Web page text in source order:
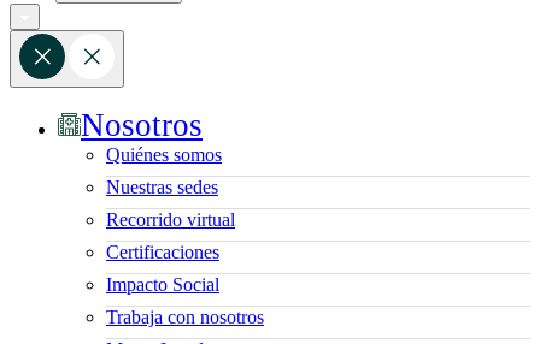
Nosotros
Quiénes somos
Nuestras sedes
Recorrido virtual
Certificaciones
Impacto Social
Trabaja con nosotros